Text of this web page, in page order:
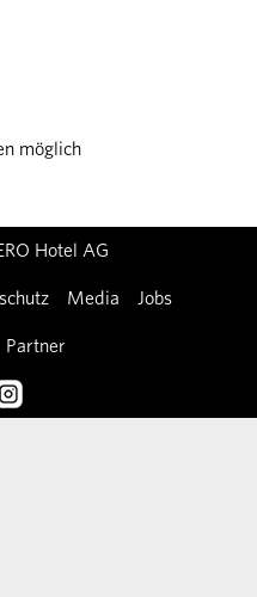
möglich
Hotel AG
Media Jobs
Partner